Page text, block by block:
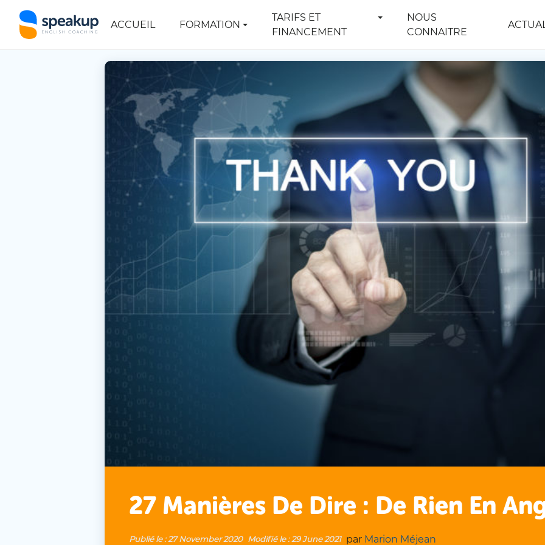
ACCUEIL FORMATION
TARIFS ET
FINANCEMENT
NOUS
CONNAITRE
27 Manières De Dire : De Rien En
Publié le :27 November 2020 Modifié le :29 June 2021 par Marion Méjean